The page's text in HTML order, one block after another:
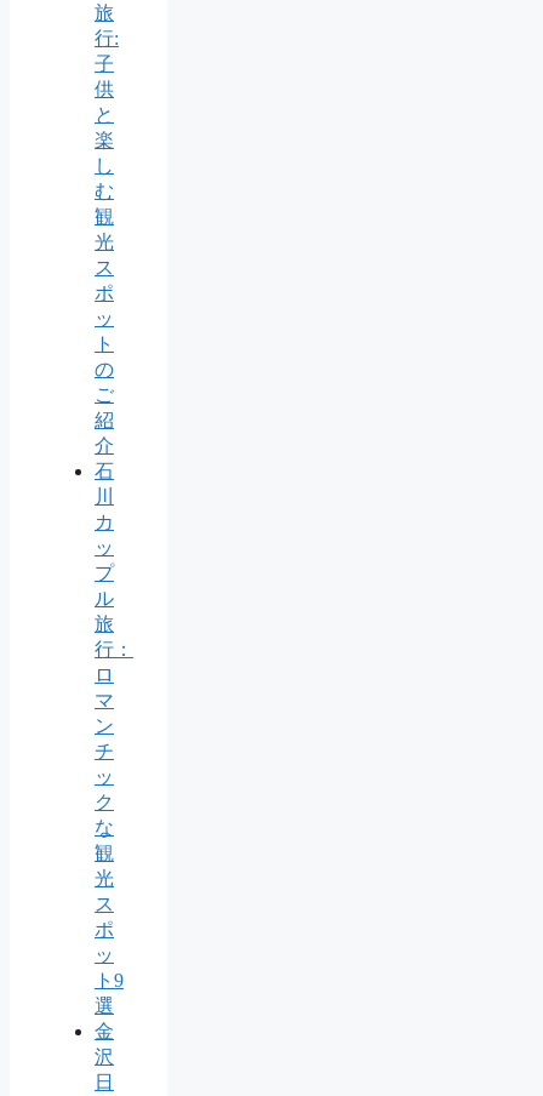
旅
行:
子
供
と
楽
し
む
観
光
ス
ポ
ッ
ト
の
ご
紹
介
石
川
カ
ッ
プ
ル
旅
行：
ロ
マ
ン
チ
ッ
ク
な
観
光
ス
ポ
ッ
ト9
選
金
沢
日